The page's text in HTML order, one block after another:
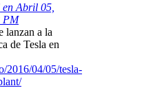
Abril 05,
PM
lanzan a la
de Tesla en
2016/04/05/tesla-